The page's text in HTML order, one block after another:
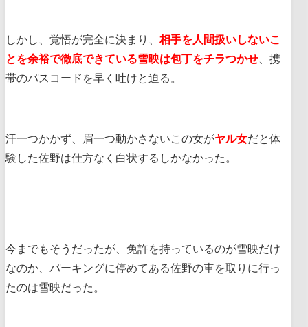
しかし、覚悟が完全に決まり、 相手を人間扱いしないこ
とを余裕で徹底できている雪映は包丁をチラつかせ 、携
帯のパスコードを早く吐けと迫る。
汗一つかかず、眉一つ動かさないこの女がヤル女だと体
験した佐野は仕方なく白状するしかなかった。
今までもそうだったが、免許を持っているのが雪映だけ
なのか、パーキングに停めてある佐野の車を取りに行っ
たのは雪映だった。